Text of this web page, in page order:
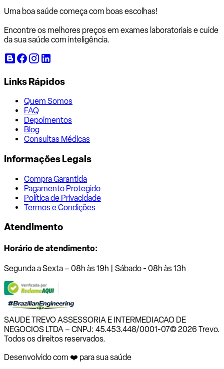
Uma boa saúde começa com boas escolhas!
Encontre os melhores preços em exames laboratoriais e cuide
da sua saúde com inteligência.
Links Rápidos
Quem Somos
FAQ
Depoimentos
Blog
Consultas Médicas
Informações Legais
Compra Garantida
Pagamento Protegido
Política de Privacidade
Termos e Condições
Atendimento
Horário de atendimento:
Segunda a Sexta – 08h às 19h | Sábado - 08h às 13h
SAUDE TREVO ASSESSORIA E INTERMEDIACAO DE
NEGOCIOS LTDA – CNPJ: 45.453.448/0001-07© 2026 Trevo.
Todos os direitos reservados.
Desenvolvido com ❤️ para sua saúde